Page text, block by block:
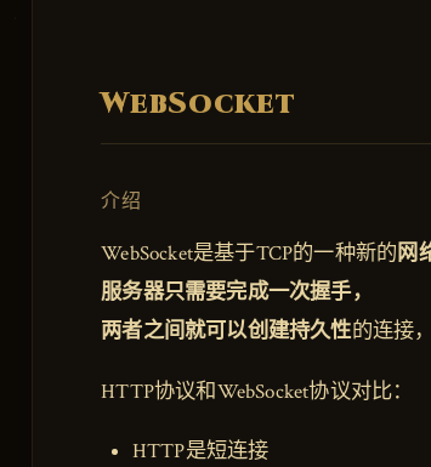
WebSocket
介绍
WebSocket是基于TCP的一种新的网
服务器只需要完成一次握手，
两者之间就可以创建持久性的连接
HTTP协议和WebSocket协议对比：
HTTP是短连接